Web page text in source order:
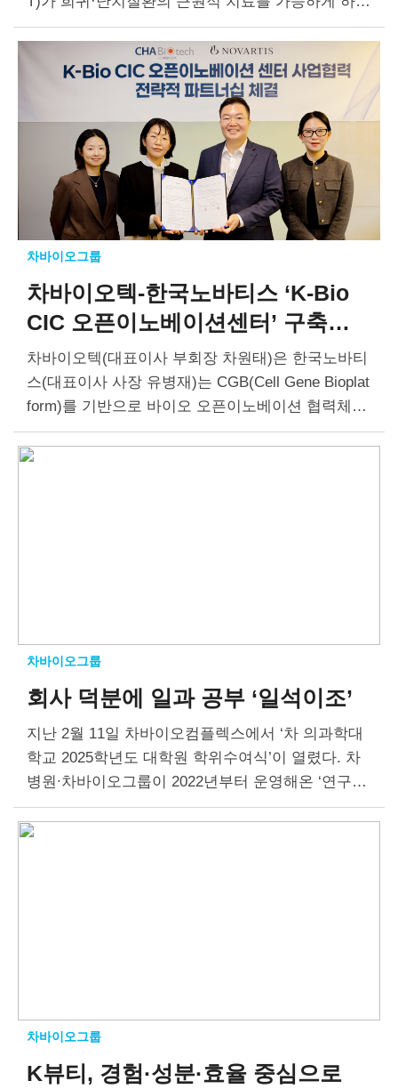
차세대 바이오의약품으로 급부상하며 글로벌 기술
패권 경쟁의 핵심 분야로 떠올랐다. 미국·중국을 중
심으로 CGT 기술 개발 경쟁이 격화되는 가운데, 한
차바이오그룹
차바이오텍-한국노바티스 ‘K-Bio
CIC 오픈이노베이션센터’ 구축
협력
차바이오텍(대표이사 부회장 차원태)은 한국노바티
스(대표이사 사장 유병재)는 CGB(Cell Gene Bioplat
form)를 기반으로 바이오 오픈이노베이션 협력체계
를 구축하기 위한 전략적 업무협약(MOU)을 18일 체
결했다. 이번 협약으로 양사는 유망 바이오 스타트
차바이오그룹
회사 덕분에 일과 공부 ‘일석이조’
지난 2월 11일 차바이오컴플렉스에서 ‘차 의과학대
학교 2025학년도 대학원 학위수여식’이 열렸다. 차
병원∙차바이오그룹이 2022년부터 운영해온 ‘연구원
R&D 박사과정’에서도 올해 졸업생 3명이 배출됐다.
R&D 박사과정은 차 의과학대학교 바이오소재공학
차바이오그룹
K뷰티, 경험·성분·효율 중심으로